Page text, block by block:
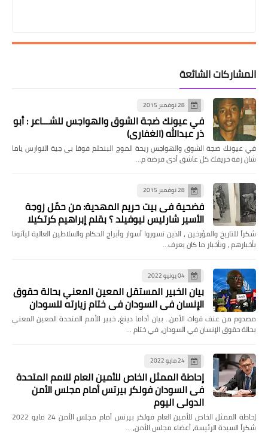
المشاركات الشائعة
28 نوفمبر 2015
في عيونك ضجة الشوق والهواجس للشـــاعر : أبو
ذر عبدالله (الغفاري)
في عيونك ضجة الشوق والهواجس ريحة الموج البنحلم فوقا بى جية النوارس ياما
شان زفة خريفك كل عاشق أدى فرضة م…
28 نوفمبر 2015
فضحية فى بيت حريم المهدية: من حمّل زوجة
الأسير شارليس نيوفيلد ؟ بقلم إبراهيم كرتكيلا
شكراً للتاريخ والمؤرخين ، الذين تسوروا أسوار وأبراج الحكام والسلاطين العالية ليأتونا
بأخبارهم ، وبأخبار ما كان يعرف…
04 يونيو 2022
بيان الخبير المستقل المعين المعني بحالة حقوق
الإنسان في السودان في ختام زيارته للسودان
مصدوم من عنف قوات الأمن.. بيان أداما دينغ، خبير الأمم المتحدة المعين المعني
بحالة حقوق الإنسان في السودان، في ختام …
24 مايو 2022
إحاطة الممثل الخاص للأمين العام للامم المتحدة
فى السودان فولكر بيرتس أمام مجلس الأمن
الدولي اليوم
إحاطة الممثل الخاص للأمين العام فولكر بيرتس أمام مجلس الأمن 24 مايو 2022
شكراً السيدة الرئيسة، أعضاء مجلس الأمن، …